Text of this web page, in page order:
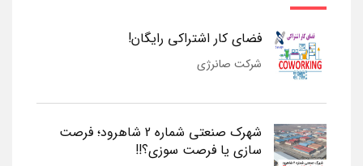
فضای کار اشتراکی رایگان!
شرکت صانرژی
شهرک صنعتی شماره 2 شاهرود؛ فرصت
سازی یا فرصت سوزی؟!!